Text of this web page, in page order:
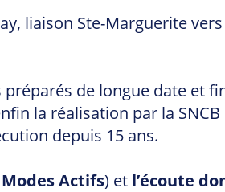
liaison Ste-Marguerite
de longue date et
la réalisation par la
depuis 15 ans.
Actifs) et l’écoute